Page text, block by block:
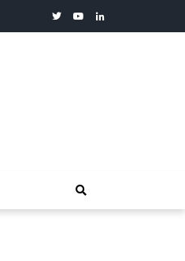
twitteryoutubelinkedin